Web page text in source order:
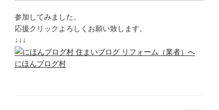
参加してみました。
応援クリックよろしくお願い致します。
↓↓↓
にほんブログ村